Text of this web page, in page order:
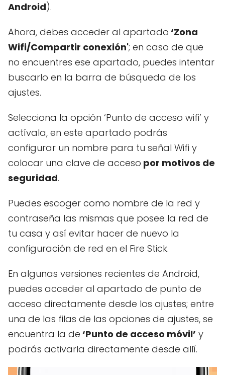
Android).
Ahora, debes acceder al apartado ‘Zona
Wifi/Compartir conexión'; en caso de que
no encuentres ese apartado, puedes intentar
buscarlo en la barra de búsqueda de los
ajustes.
Selecciona la opción ‘Punto de acceso wifi’ y
actívala, en este apartado podrás
configurar un nombre para tu señal Wifi y
colocar una clave de acceso por motivos de
seguridad.
Puedes escoger como nombre de la red y
contraseña las mismas que posee la red de
tu casa y así evitar hacer de nuevo la
configuración de red en el Fire Stick.
En algunas versiones recientes de Android,
puedes acceder al apartado de punto de
acceso directamente desde los ajustes; entre
una de las filas de las opciones de ajustes, se
encuentra la de ‘Punto de acceso móvil’ y
podrás activarla directamente desde allí.